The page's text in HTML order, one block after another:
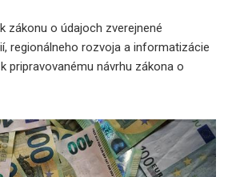
zákonu o údajoch zverejnené
regionálneho rozvoja a informatizácie
pripravovanému návrhu zákona o